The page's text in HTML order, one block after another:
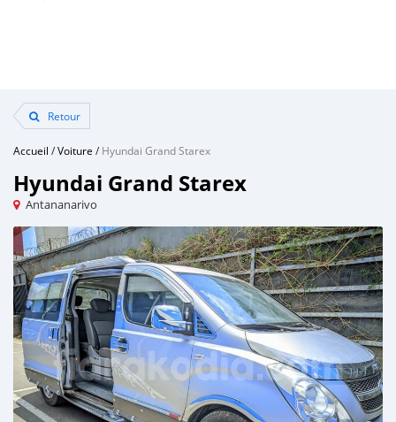
Retour
Accueil /Voiture /Hyundai Grand Starex
Hyundai Grand Starex
Antananarivo